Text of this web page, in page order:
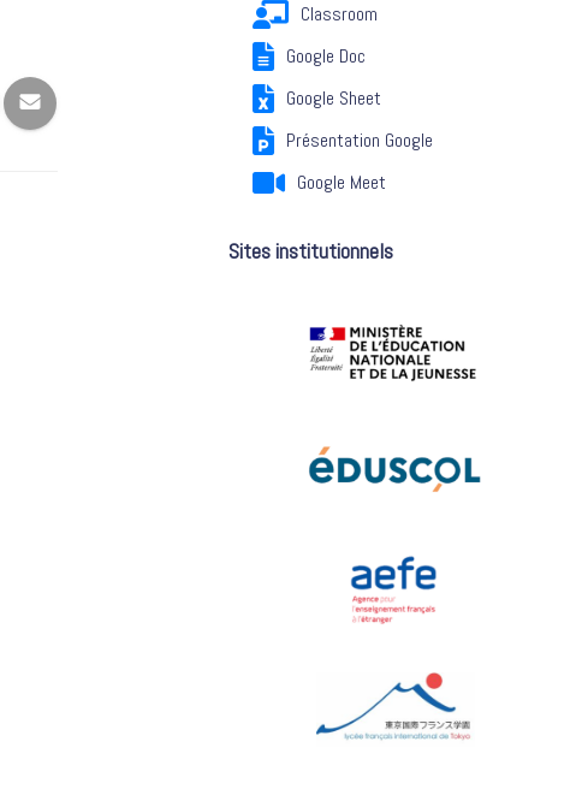
Classroom
Google Doc
Google Sheet
Présentation Google
Google Meet
Sites institutionnels